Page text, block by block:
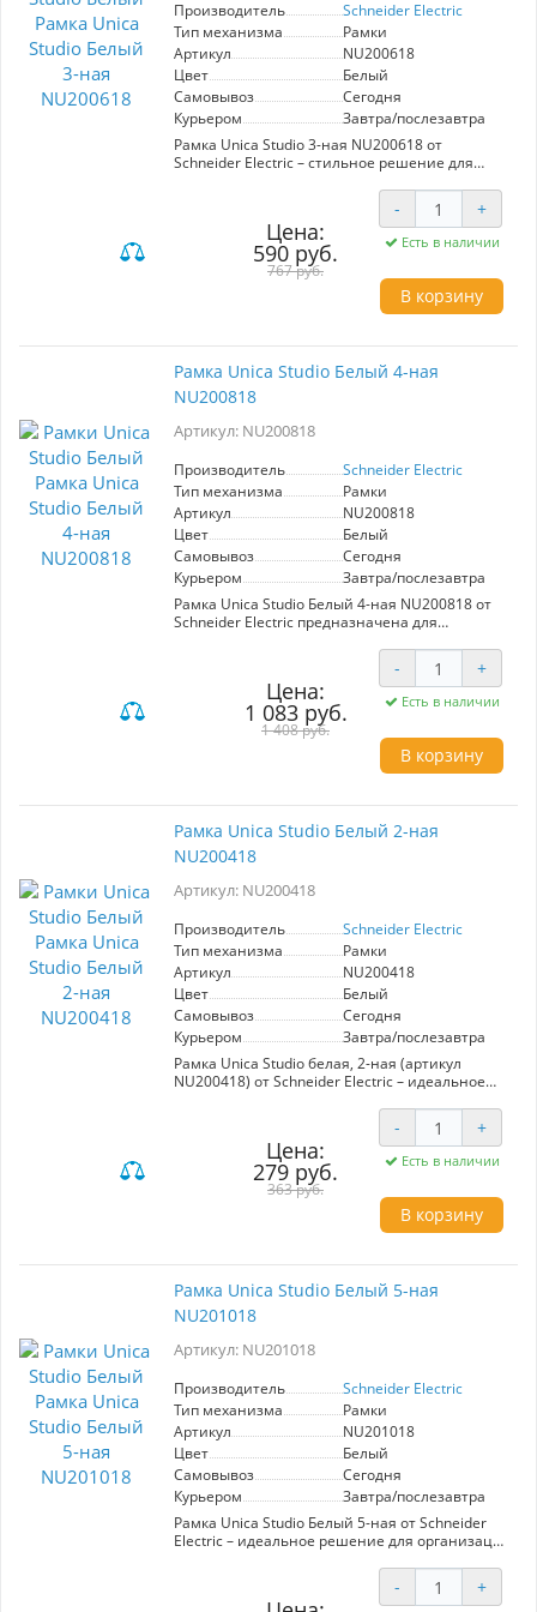
Эта рамка будет особенно полезна в случаях,
когда требуется улучшить эстетику интерьера,
создать удобное пространство или обновить
старые электрические элементы. Рамка Unica
Studio - выбор для тех, кто ценит стиль и
функциональность в одном решении.
Производитель
Schneider Electric
Тип механизма
Рамки
Артикул
NU200618
Цвет
Белый
Самовывоз
Сегодня
Курьером
Завтра/послезавтра
Рамка Unica Studio 3-ная NU200618 от
Schneider Electric – стильное решение для
универсальность и легкость в сочетании с
любым дизайном. Предназначена для
установки механизмов, гарантируя простоту
монтажа и долговечность. Идеально подходит
для создания функциональных и эстетически
привлекательных электрических решений.
Цена:
590 руб.
767 руб.
- +
Есть в наличии
В корзину
Рамка Unica Studio Белый 4-ная
NU200818
Артикул: NU200818
Производитель
Schneider Electric
Тип механизма
Рамки
Артикул
NU200818
Цвет
Белый
Самовывоз
Сегодня
Курьером
Завтра/послезавтра
Рамка Unica Studio Белый 4-ная NU200818 от
Schneider Electric предназначена для
характеристики: четыре модуля, стильный
белый цвет, совместимость с системой Unica.
Преимущества: элегантный дизайн, простота
монтажа, надежность. Идеальный выбор для
современных интерьеров.
Цена:
1 083 руб.
1 408 руб.
- +
Есть в наличии
В корзину
Рамка Unica Studio Белый 2-ная
NU200418
Артикул: NU200418
Производитель
Schneider Electric
Тип механизма
Рамки
Артикул
NU200418
Цвет
Белый
Самовывоз
Сегодня
Курьером
Завтра/послезавтра
Рамка Unica Studio белая, 2-ная (артикул
NU200418) от Schneider Electric – идеальное
Изготовлена из качественных материалов,
обеспечивает долговечность и стильный вид.
Удобная установка для двух механизмов,
подходит для создания функциональных
комбинаций в помещениях.
Цена:
279 руб.
363 руб.
- +
Есть в наличии
В корзину
Рамка Unica Studio Белый 5-ная
NU201018
Артикул: NU201018
Производитель
Schneider Electric
Тип механизма
Рамки
Артикул
NU201018
Цвет
Белый
Самовывоз
Сегодня
Курьером
Завтра/послезавтра
Рамка Unica Studio Белый 5-ная от Schneider
Electric – идеальное решение для организации
гармонично вписывается в любой интерьер, а
пятиканальная конструкция позволяет удобно
- +